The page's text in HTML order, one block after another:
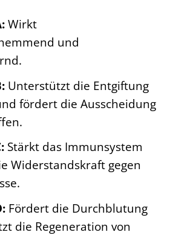
Wirkt
und
Unterstützt die Entgiftung
fördert die Ausscheidung
Stärkt das Immunsystem
Widerstandskraft gegen
Fördert die Durchblutung
die Regeneration von